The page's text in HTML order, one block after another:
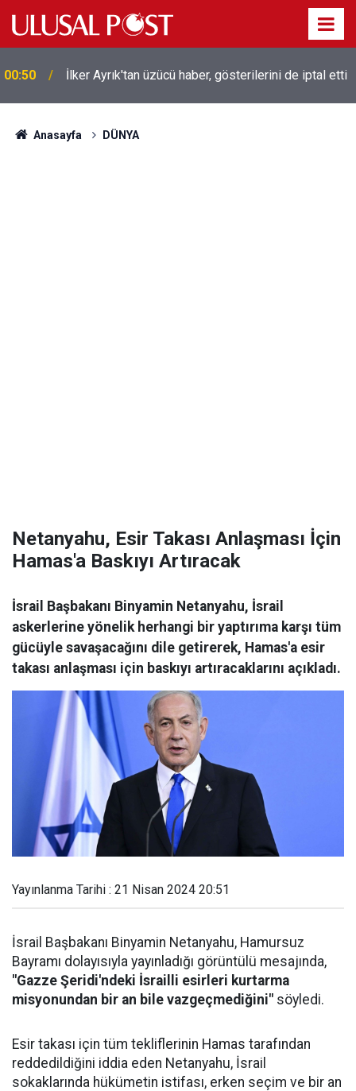
00:39
Liverpool efsanesi Mısırlı yıldız Mohamed Salah
Trabzonspor ile anlaştı! Yarın geliyor
Anasayfa DÜNYA
Netanyahu, Esir Takası Anlaşması İçin
Hamas'a Baskıyı Artıracak
İsrail Başbakanı Binyamin Netanyahu, İsrail
askerlerine yönelik herhangi bir yaptırıma karşı tüm
gücüyle savaşacağını dile getirerek, Hamas'a esir
takası anlaşması için baskıyı artıracaklarını açıkladı.
Yayınlanma Tarihi : 21 Nisan 2024 20:51
İsrail Başbakanı Binyamin Netanyahu, Hamursuz
Bayramı dolayısıyla yayınladığı görüntülü mesajında,
"Gazze Şeridi'ndeki İsrailli esirleri kurtarma
misyonundan bir an bile vazgeçmediğini" söyledi.
Esir takası için tüm tekliflerinin Hamas tarafından
reddedildiğini iddia eden Netanyahu, İsrail
sokaklarında hükümetin istifası, erken seçim ve bir an